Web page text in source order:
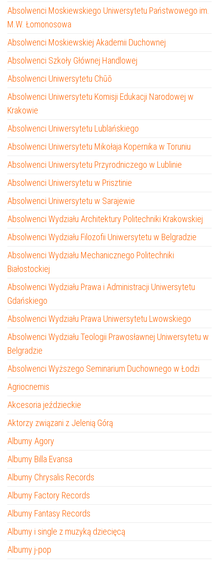
Absolwenci Moskiewskiego Uniwersytetu Państwowego im.
M.W. Łomonosowa
Absolwenci Moskiewskiej Akademii Duchownej
Absolwenci Szkoły Głównej Handlowej
Absolwenci Uniwersytetu Chūō
Absolwenci Uniwersytetu Komisji Edukacji Narodowej w
Krakowie
Absolwenci Uniwersytetu Lublańskiego
Absolwenci Uniwersytetu Mikołaja Kopernika w Toruniu
Absolwenci Uniwersytetu Przyrodniczego w Lublinie
Absolwenci Uniwersytetu w Prisztinie
Absolwenci Uniwersytetu w Sarajewie
Absolwenci Wydziału Architektury Politechniki Krakowskiej
Absolwenci Wydziału Filozofii Uniwersytetu w Belgradzie
Absolwenci Wydziału Mechanicznego Politechniki
Białostockiej
Absolwenci Wydziału Prawa i Administracji Uniwersytetu
Gdańskiego
Absolwenci Wydziału Prawa Uniwersytetu Lwowskiego
Absolwenci Wydziału Teologii Prawosławnej Uniwersytetu w
Belgradzie
Absolwenci Wyższego Seminarium Duchownego w Łodzi
Agriocnemis
Akcesoria jeździeckie
Aktorzy związani z Jelenią Górą
Albumy Agory
Albumy Billa Evansa
Albumy Chrysalis Records
Albumy Factory Records
Albumy Fantasy Records
Albumy i single z muzyką dziecięcą
Albumy j-pop